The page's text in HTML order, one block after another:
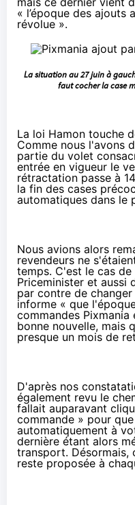
« l’époque des ajouts
révolue ».
La situation au 27 juin à
faut cocher la case
La loi Hamon touche
Comme nous l'avons
partie du volet
entrée en vigueur le
rétractation passe à
la fin des cases
automatiques dans le
Nous avions alors
revendeurs ne
temps. C'est le cas de
Priceminister et aussi
par contre de
informe « que
commandes
bonne nouvelle, mais
presque un mois de
D'après nos
également revu le
fallait auparavant
commande » pour
automatiquement à
dernière étant alors
transport. Désormais,
reste proposée à